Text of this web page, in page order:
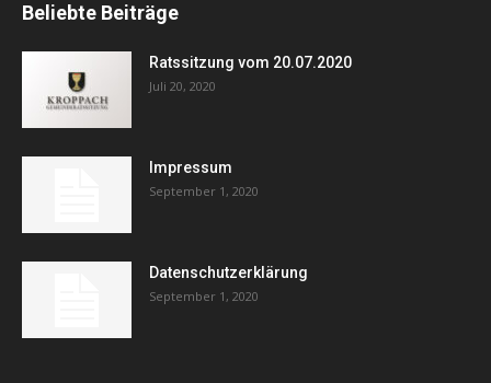
Beliebte Beiträge
Ratssitzung vom 20.07.2020
Juli 20, 2020
Impressum
September 1, 2020
Datenschutzerklärung
September 1, 2020